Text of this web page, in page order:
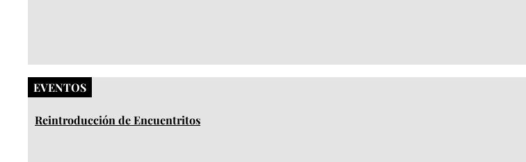
EVENTOS
Reintroducción de Encuentritos